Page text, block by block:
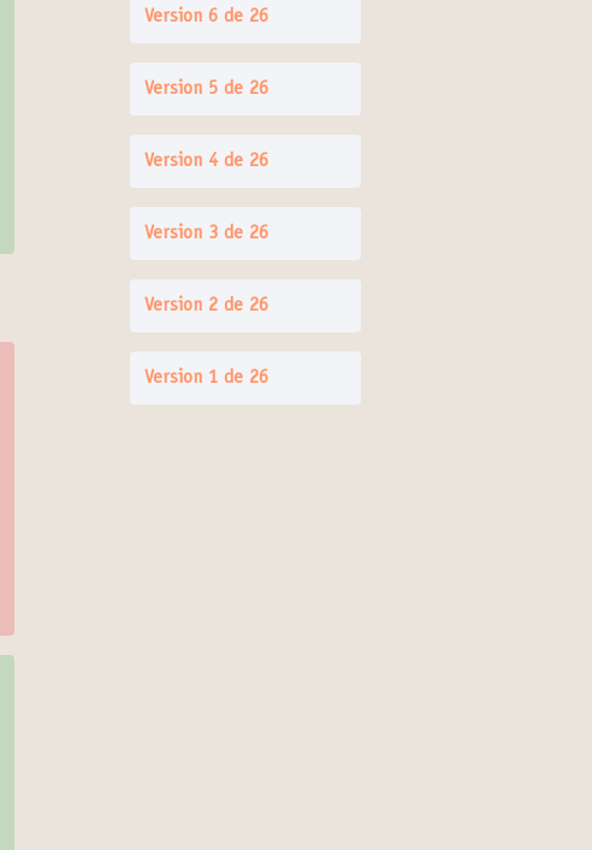
Version 6 de 26
Version 5 de 26
Version 4 de 26
Version 3 de 26
Version 2 de 26
Version 1 de 26